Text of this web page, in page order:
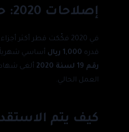
إصلاحات 2020: حد أدنى للأجور وإلغاء شهادة عدم الممانعة
في 2020 فكّكت قطر أكثر أجزاء نظام الكفالة تقييداً.
قدره 1,000 ريال
أساسي شهرياً، إضافة إلى 500 ريال للسكن و300 ريال
رقم 19 لسنة 2020
ألغى
العمل الحالي.
كيف يتم